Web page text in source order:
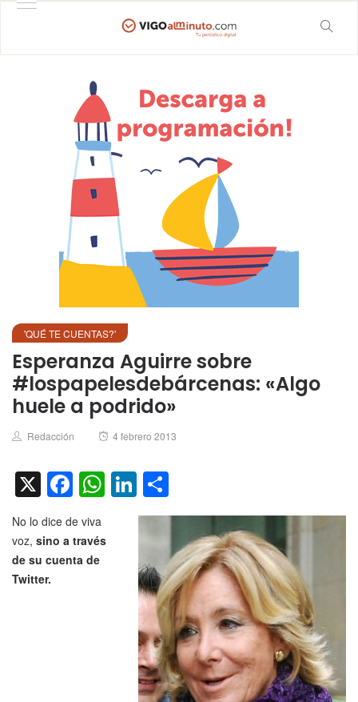
'QUÉ TE CUENTAS?'
Esperanza Aguirre sobre
#lospapelesdebárcenas: «Algo
huele a podrido»
Author
Redacción
Posted
4 febrero 2013
X Facebook
WhatsApp
LinkedIn
No lo dice de viva
voz, sino a través
de su cuenta de
Twitter.